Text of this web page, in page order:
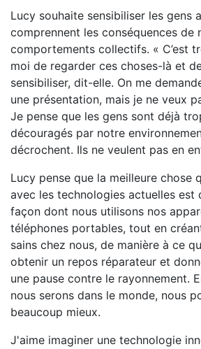
Lucy souhaite sensibiliser les gens
comprennent les conséquences de
comportements collectifs. « C’est
moi de regarder ces choses-là et
sensibiliser, dit-elle. On me
une présentation, mais je ne veux
Je pense que les gens sont déjà
découragés par notre
décrochent. Ils ne veulent pas en
Lucy pense que la meilleure chose
avec les technologies actuelles est
façon dont nous utilisons nos
téléphones portables, tout en
sains chez nous, de manière à ce
obtenir un repos réparateur et
une pause contre le rayonnement.
nous serons dans le monde, nous
beaucoup mieux.
J'aime imaginer une technologie